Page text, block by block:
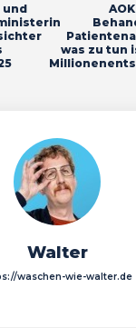
und
was zu tun
Walter
waschen-wie-walter.de